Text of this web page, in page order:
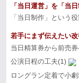
「当日運営」を「当
「当日制作」という
若手にまず伝えたい
当日精算券から前売
公演日程の工夫(1)
ロングラン定着で小